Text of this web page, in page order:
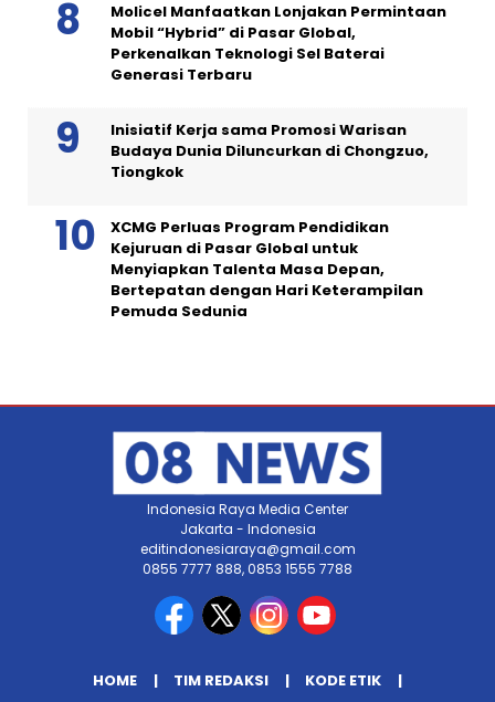
Molicel Manfaatkan Lonjakan Permintaan
Mobil “Hybrid” di Pasar Global,
Perkenalkan Teknologi Sel Baterai
Generasi Terbaru
Inisiatif Kerja sama Promosi Warisan
Budaya Dunia Diluncurkan di Chongzuo,
Tiongkok
XCMG Perluas Program Pendidikan
Kejuruan di Pasar Global untuk
Menyiapkan Talenta Masa Depan,
Bertepatan dengan Hari Keterampilan
Pemuda Sedunia
Indonesia Raya Media Center
Jakarta - Indonesia
editindonesiaraya@gmail.com
0855 7777 888, 0853 1555 7788
HOME TIM REDAKSI KODE ETIK